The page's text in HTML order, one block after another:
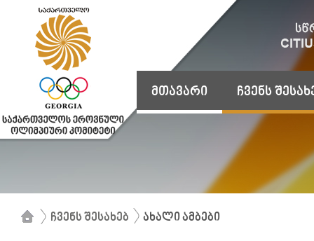
მთავარი ჩვენს
ჩვენს შესახებ ახალი ამბები